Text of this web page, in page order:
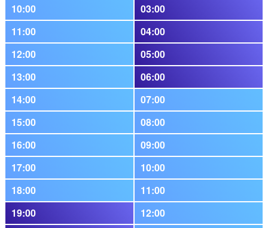
10:00
03:00
11:00
04:00
12:00
05:00
13:00
06:00
14:00
07:00
15:00
08:00
16:00
09:00
17:00
10:00
18:00
11:00
19:00
12:00